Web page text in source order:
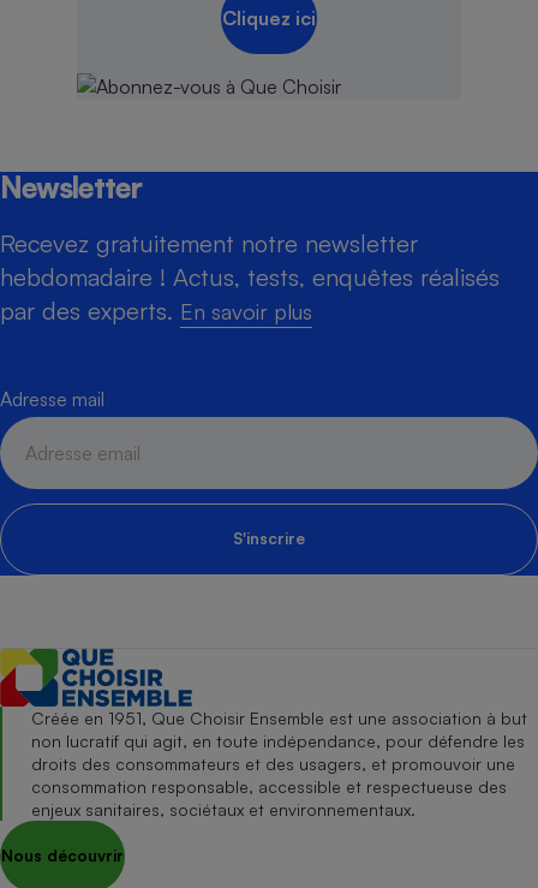
Cliquez ici
Newsletter
Recevez gratuitement notre newsletter
hebdomadaire ! Actus, tests, enquêtes réalisés
par des experts. En savoir plus
Adresse mail
S'inscrire
Créée en 1951, Que Choisir Ensemble est une association à but
non lucratif qui agit, en toute indépendance, pour défendre les
droits des consommateurs et des usagers, et promouvoir une
consommation responsable, accessible et respectueuse des
enjeux sanitaires, sociétaux et environnementaux.
Nous découvrir